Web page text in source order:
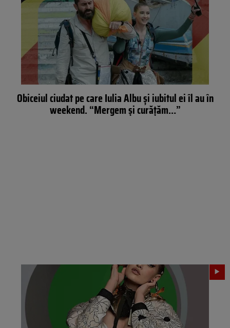
Obiceiul ciudat pe care Iulia Albu și iubitul ei îl au în
weekend. “Mergem și curățăm…”